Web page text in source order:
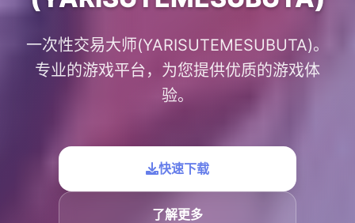
一次性交易大师(YARISUTEMESUBUTA)。
专业的游戏平台，为您提供优质的游戏体
验。
快速下载
了解更多